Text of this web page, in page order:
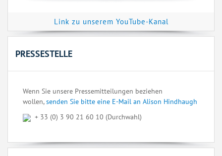
Link zu unserem YouTube-Kanal
PRESSESTELLE
Wenn Sie unsere Pressemitteilungen beziehen
wollen,senden Sie bitte eine E-Mail an Alison Hindhaugh
+ 33 (0) 3 90 21 60 10 (Durchwahl)